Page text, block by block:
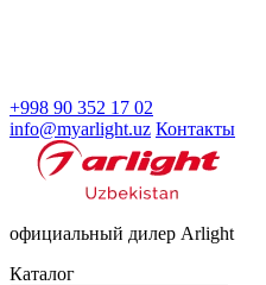
+998 90 352 17 02
info@myarlight.uz Контакты
официальный дилер Arlight
Каталог